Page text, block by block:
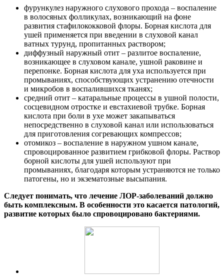
фурункулез наружного слухового прохода – воспаление
в волосяных фолликулах, возникающий на фоне
развития стафилококковой флоры. Борная кислота для
ушей применяется при введении в слуховой канал
ватных турунд, пропитанных раствором;
диффузный наружный отит – разлитое воспаление,
возникающее в слуховом канале, ушной раковине и
перепонке. Борная кислота для уха используется при
промываниях, способствующих устранению отечности
и микробов в воспалившихся тканях;
средний отит – катаральные процессы в ушной полости,
сосцевидном отростке и евстахиевой трубке. Борная
кислота при боли в ухе может закапываться
непосредственно в слуховой канал или использоваться
для приготовления согревающих компрессов;
отомикоз – воспаление в наружном ушном канале,
спровоцированное развитием грибковой флоры. Раствор
борной кислоты для ушей используют при
промываниях, благодаря которым устраняются не только
патогены, но и экзематозные высыпания.
Следует понимать, что лечение ЛОР-заболеваний должно
быть комплексным. В особенности это касается патологий,
развитие которых было спровоцировано бактериями.